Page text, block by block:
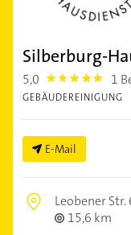
Silberburg-
5,0 5.0 1
GEBÄUDEREINIGUNG
E-Mail
Leobener Str.
15,6 km